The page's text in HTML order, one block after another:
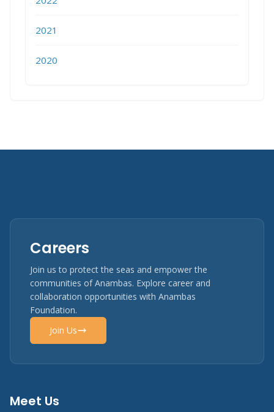
2021
2020
Careers
Join us to protect the seas and empower the
communities of Anambas. Explore career and
collaboration opportunities with Anambas
Foundation.
Join Us
Meet Us